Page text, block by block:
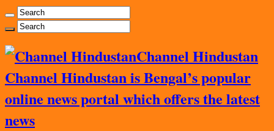
Channel Hindustan
Channel Hindustan is Bengal’s popular
online news portal which offers the latest
news